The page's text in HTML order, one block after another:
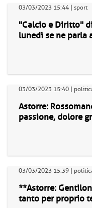
03/03/2023 15:44 | sport
"Calcio e Diritto"
lunedì se ne parla
03/03/2023 15:40 |
Astorre:
passione, dolore
03/03/2023 15:39 |
**Astorre:
tanto per proprio